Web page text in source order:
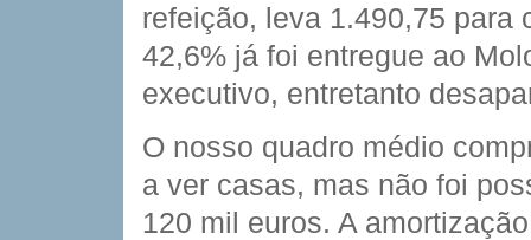
refeição, leva 1.490,75
42,6% já foi entregue ao
executivo, entretanto
O nosso quadro médio
a ver casas, mas não foi
120 mil euros. A